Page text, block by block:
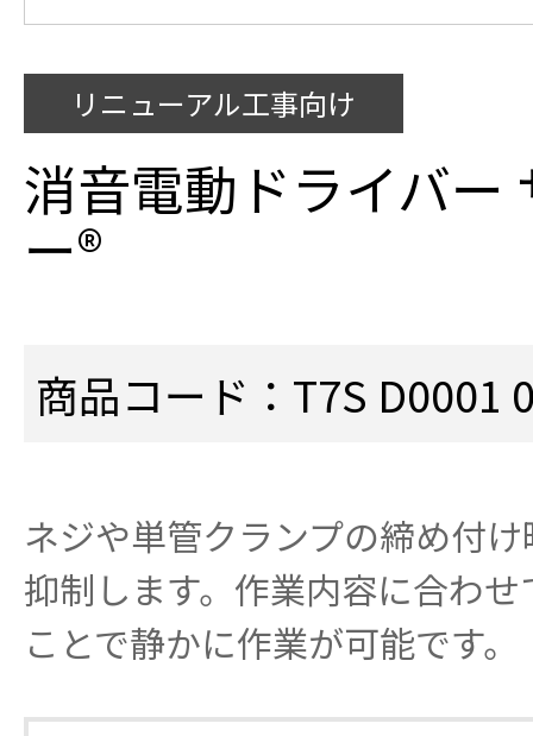
リニューアル工事向け
消音電動ドライバー
ー®
商品コード：T7S D0001
ネジや単管クランプの締め付
抑制します。作業内容に合わ
ことで静かに作業が可能です。